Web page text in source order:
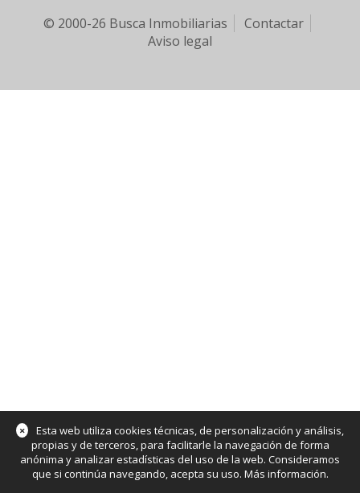
© 2000-26 Busca Inmobiliarias
Contactar
Aviso legal
×
Esta web utiliza cookies técnicas, de personalización y análisis,
propias y de terceros, para facilitarle la navegación de forma
anónima y analizar estadísticas del uso de la web. Consideramos
que si continúa navegando, acepta su uso. Más información.